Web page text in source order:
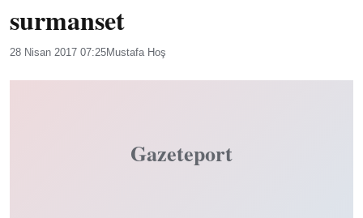
surmanset
28 Nisan 2017 07:25Mustafa Hoş
Gazeteport